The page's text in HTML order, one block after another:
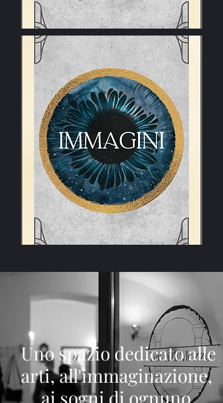
Uno spazio dedicato alle
arti, all'immaginazione,
ai sogni di ognuno.